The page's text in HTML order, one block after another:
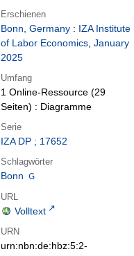
Erschienen
Bonn, Germany : IZA Institute
of Labor Economics, January
2025
Umfang
1 Online-Ressource (29
Seiten) : Diagramme
Serie
IZA DP ; 17652
Schlagwörter
Bonn
URL
Volltext
URN
urn:nbn:de:hbz:5:2-